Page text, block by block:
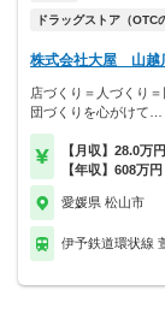
ドラッグストア（OTC
株式会社大屋 山越
店づくり＝人づくり
団づくりを心がけて…
【月収】28.0万
【年収】608万円
愛媛県 松山市
伊予鉄道環状線